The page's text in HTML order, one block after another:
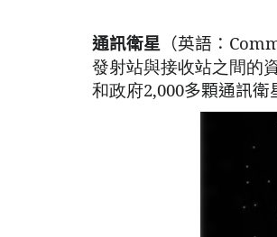
通訊衛星 （英語：
發射站與接收站之間的
和政府2,000多顆通訊衛